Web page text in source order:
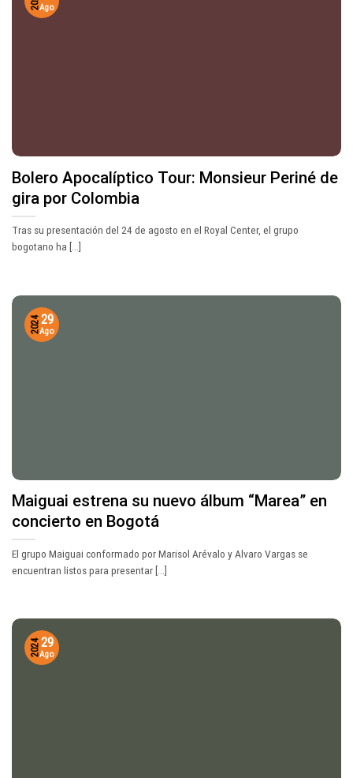
Bolero Apocalíptico Tour: Monsieur Periné de
gira por Colombia
Tras su presentación del 24 de agosto en el Royal Center, el grupo
bogotano ha [...]
Ago
Maiguai estrena su nuevo álbum “Marea” en
concierto en Bogotá
El grupo Maiguai conformado por Marisol Arévalo y Alvaro Vargas se
encuentran listos para presentar [...]
29
Ago
2024
29
Ago
2024